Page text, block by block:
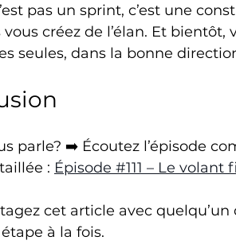
pas un sprint, c’est une
créez de l’élan. Et bientôt,
seules, dans la bonne
parle? ➡️ Écoutez l’épisode
: Épisode #111 – Le volant
cet article avec
à la fois.